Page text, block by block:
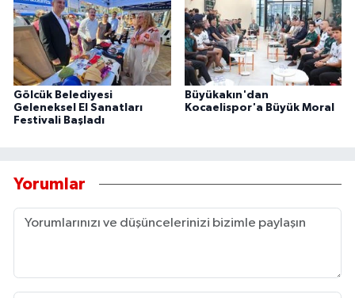
Gölcük Belediyesi
Geleneksel El Sanatları
Festivali Başladı
Büyükakın'dan
Kocaelispor'a Büyük Moral
Yorumlar